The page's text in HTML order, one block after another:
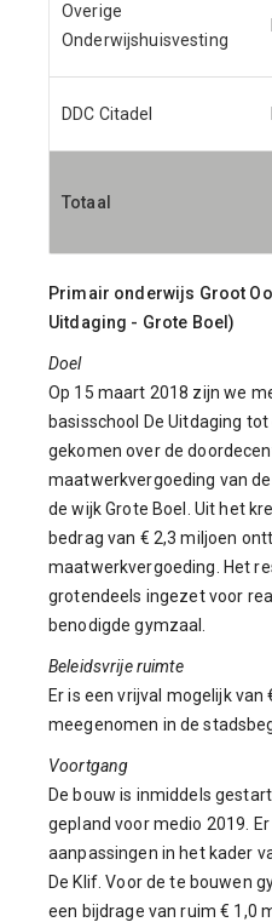
Overige
Onderwijshuisvesting
DDC Citadel
Totaal
Primair onderwijs Groot
Uitdaging - Grote Boel)
Doel
Op 15 maart 2018 zijn we
basisschool De Uitdaging
gekomen over de
maatwerkvergoeding van
de wijk Grote Boel. Uit het
bedrag van € 2,3 miljoen
maatwerkvergoeding. Het
grotendeels ingezet voor
benodigde gymzaal.
Beleidsvrije ruimte
Er is een vrijval mogelijk van
meegenomen in de
Voortgang
De bouw is inmiddels
gepland voor medio 2019.
aanpassingen in het kader
De Klif. Voor de te bouwen
een bijdrage van ruim € 1,0